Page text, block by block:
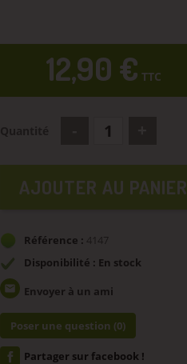
12,90 € TTC
AJOUTER AU PANIER
Référence : 4147
Disponibilité : En stock
email Envoyer à un ami
Poser une question (0)
Partager sur facebook !